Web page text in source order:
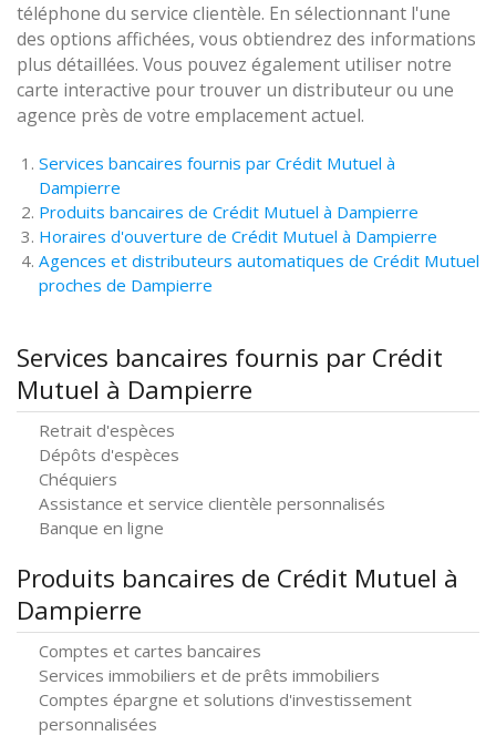
téléphone du service clientèle. En sélectionnant l'une
des options affichées, vous obtiendrez des informations
plus détaillées. Vous pouvez également utiliser notre
carte interactive pour trouver un distributeur ou une
agence près de votre emplacement actuel.
Services bancaires fournis par Crédit Mutuel à
Dampierre
Produits bancaires de Crédit Mutuel à Dampierre
Horaires d'ouverture de Crédit Mutuel à Dampierre
Agences et distributeurs automatiques de Crédit Mutuel
proches de Dampierre
Services bancaires fournis par Crédit
Mutuel à Dampierre
Retrait d'espèces
Dépôts d'espèces
Chéquiers
Assistance et service clientèle personnalisés
Banque en ligne
Produits bancaires de Crédit Mutuel à
Dampierre
Comptes et cartes bancaires
Services immobiliers et de prêts immobiliers
Comptes épargne et solutions d'investissement
personnalisées